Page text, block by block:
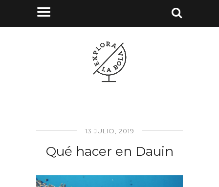
13 JULIO, 2019
Qué hacer en Dauin